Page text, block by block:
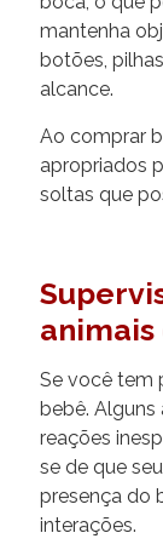
mantenha
botões,
alcance.
Ao comprar
apropriados
soltas que
Se você tem
bebê. Alguns
reações
se de que
presença do
interações.